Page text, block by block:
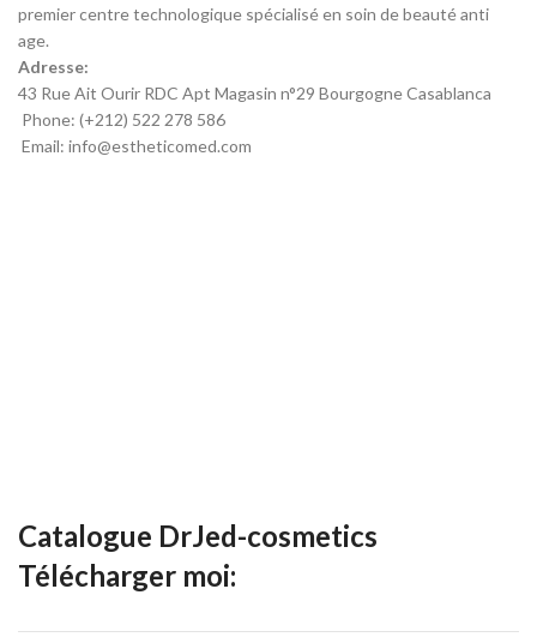
premier centre technologique spécialisé en soin de beauté anti
age.
Adresse:
43 Rue Ait Ourir RDC Apt Magasin n°29 Bourgogne Casablanca
Phone: (+212) 522 278 586
Email: info@estheticomed.com
Catalogue DrJed-cosmetics
Télécharger moi: